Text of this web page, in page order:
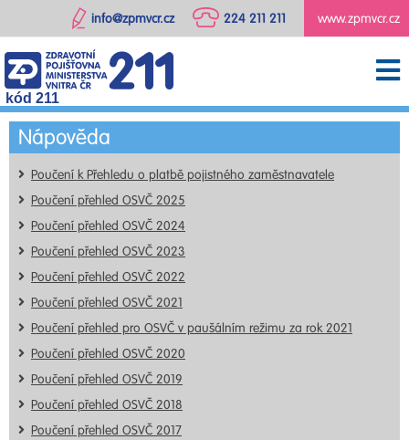
www.zpmvcr.cz
224 211 211
info@zpmvcr.cz
kód 211
Nápověda
Poučení k Přehledu o platbě pojistného zaměstnavatele
Poučení přehled OSVČ 2025
Poučení přehled OSVČ 2024
Poučení přehled OSVČ 2023
Poučení přehled OSVČ 2022
Poučení přehled OSVČ 2021
Poučení přehled pro OSVČ v paušálním režimu za rok 2021
Poučení přehled OSVČ 2020
Poučení přehled OSVČ 2019
Poučení přehled OSVČ 2018
Poučení přehled OSVČ 2017